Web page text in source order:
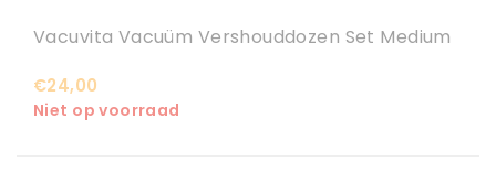
Vacuvita Vacuüm Vershouddozen Set Medium
€24,00
Niet op voorraad